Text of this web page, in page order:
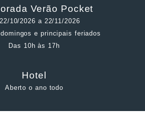
Verão Pocket
10/2026 a 22/11/2026
e principais feriados
Das 10h às 17h
Hotel
Aberto o ano todo